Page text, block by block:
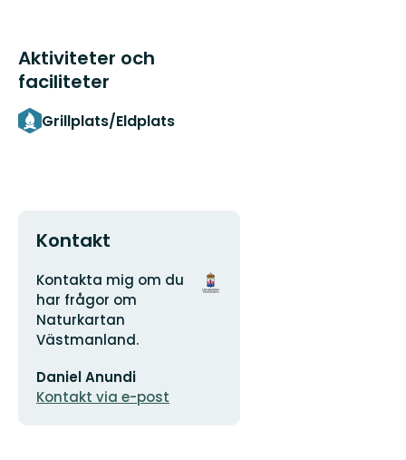
Aktiviteter och
faciliteter
Grillplats/Eldplats
Kontakt
Adress
Kontakta mig om du
har frågor om
Naturkartan
Västmanland.
postadress
Daniel Anundi
Kontakt via e-post
Organisationens
logotyp